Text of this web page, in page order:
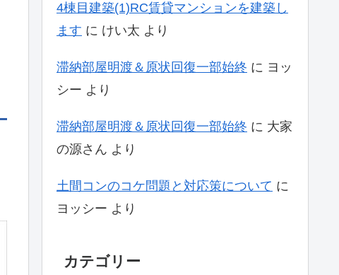
4棟目建築(1)RC賃貸マンションを建築し
ます に けい太 より
滞納部屋明渡＆原状回復一部始終 に ヨッ
シー より
滞納部屋明渡＆原状回復一部始終 に 大家
の源さん より
土間コンのコケ問題と対応策について に
ヨッシー より
カテゴリー